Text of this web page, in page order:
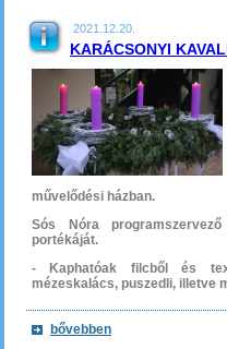
2021.12.20.
KARÁCSONYI
művelődési házban.
Sós Nóra
portékáját.
- Kaphatóak filcből és
mézeskalács, puszedli, illetve
bővebben